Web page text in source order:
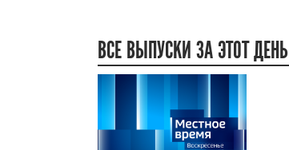
ВСЕ ВЫПУСКИ ЗА ЭТОТ ДЕНЬ